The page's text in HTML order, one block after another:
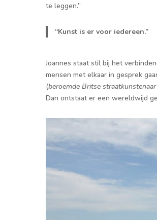
te leggen.”
“Kunst is er voor iedereen.”
Joannes staat stil bij het
mensen met elkaar in gesprek
(beroemde Britse
Dan ontstaat er een wereldwijd